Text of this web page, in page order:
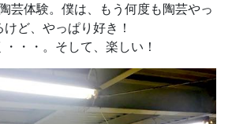
芸体験。僕は、もう何度も陶芸やっ
けど、やっぱり好き！
・・。そして、楽しい！